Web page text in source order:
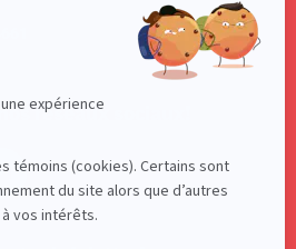
réseaux sociaux!